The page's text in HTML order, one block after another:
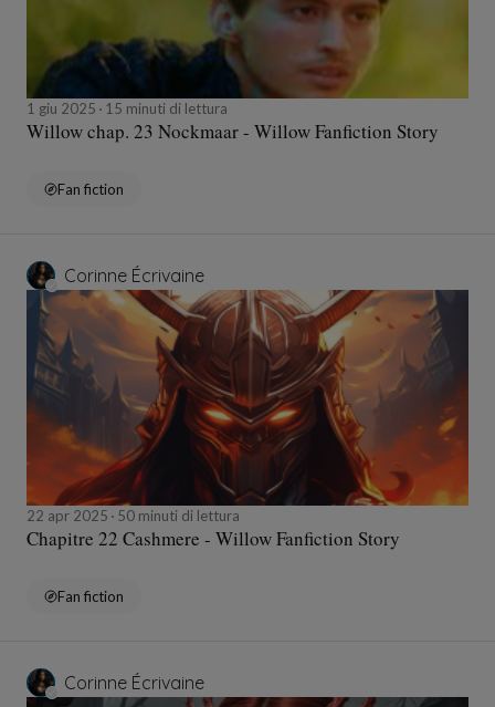
1 giu 2025 15 minuti di lettura
Willow chap. 23 Nockmaar - Willow Fanfiction Story
Fan fiction
Corinne Écrivaine
22 apr 2025 50 minuti di lettura
Chapitre 22 Cashmere - Willow Fanfiction Story
Fan fiction
Corinne Écrivaine